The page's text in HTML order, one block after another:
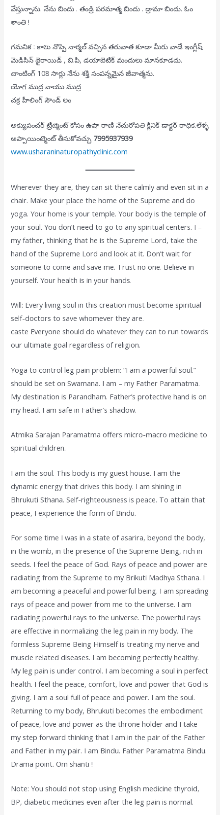
వేస్తున్నాను. నేను బిందు . తండ్రి పరమాత్మ బిందు . డ్రామా బిందు. ఓం
శాంతి !
గమనిక : కాలు నొప్పి నార్మల్ వచ్చిన తరువాత కూడా మీరు వాడే ఇంగ్లీష్
మెడిసిన్ థైరాయిడ్ , బి.పి, డయాబెటిక్ మందులు మానకూడదు.
చాంటింగ్ 108 సార్లు నేను శక్తి సంపన్నమైన జీవాత్మను.
యోగ ముద్ర వాయు ముద్ర
చక్ర హీలింగ్ సౌండ్ లం
అక్యుపంచర్ ట్రీట్మెంట్ కోసం ఉషా రాణి నేచురోపతి క్లినిక్ డాక్టర్ రాధిక.లేళ్ళ
అప్పాయింట్మెంట్ తీసుకోవచ్చు 7995937939
www.usharaninaturopathyclinic.com
Wherever they are, they can sit there calmly and even sit in a
chair. Make your place the home of the Supreme and do
yoga. Your home is your temple. Your body is the temple of
your soul. You don’t need to go to any spiritual centers. I –
my father, thinking that he is the Supreme Lord, take the
hand of the Supreme Lord and look at it. Don’t wait for
someone to come and save me. Trust no one. Believe in
yourself. Your health is in your hands.
Will: Every living soul in this creation must become spiritual
self-doctors to save whomever they are.
caste Everyone should do whatever they can to run towards
our ultimate goal regardless of religion.
Yoga to control leg pain problem: “I am a powerful soul.”
should be set on Swamana. I am – my Father Paramatma.
My destination is Parandham. Father’s protective hand is on
my head. I am safe in Father’s shadow.
Atmika Sarajan Paramatma offers micro-macro medicine to
spiritual children.
I am the soul. This body is my guest house. I am the
dynamic energy that drives this body. I am shining in
Bhrukuti Sthana. Self-righteousness is peace. To attain that
peace, I experience the form of Bindu.
For some time I was in a state of asarira, beyond the body,
in the womb, in the presence of the Supreme Being, rich in
seeds. I feel the peace of God. Rays of peace and power are
radiating from the Supreme to my Brikuti Madhya Sthana. I
am becoming a peaceful and powerful being. I am spreading
rays of peace and power from me to the universe. I am
radiating powerful rays to the universe. The powerful rays
are effective in normalizing the leg pain in my body. The
formless Supreme Being Himself is treating my nerve and
muscle related diseases. I am becoming perfectly healthy.
My leg pain is under control. I am becoming a soul in perfect
health. I feel the peace, comfort, love and power that God is
giving. I am a soul full of peace and power. I am the soul.
Returning to my body, Bhrukuti becomes the embodiment
of peace, love and power as the throne holder and I take
my step forward thinking that I am in the pair of the Father
and Father in my pair. I am Bindu. Father Paramatma Bindu.
Drama point. Om shanti !
Note: You should not stop using English medicine thyroid,
BP, diabetic medicines even after the leg pain is normal.